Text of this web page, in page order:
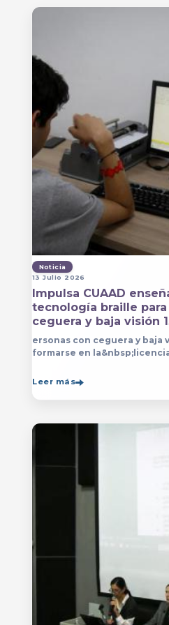
Noticia
13 Julio 2026
Impulsa CUAAD
tecnología braille
ceguera y baja visión
ersonas con ceguera y baja
formarse en
el&nbsp;
Leer más